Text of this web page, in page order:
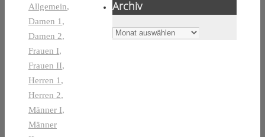
Allgemein,
Damen 1,
Damen 2,
Frauen I,
Frauen II,
Herren 1,
Herren 2,
Männer I,
Männer
Archiv
Archiv